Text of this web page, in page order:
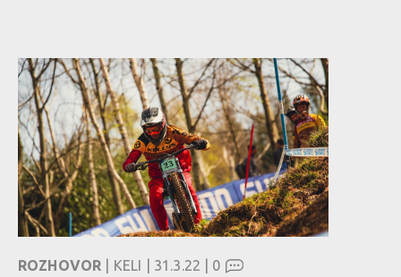
ROZHOVOR | KELI | 31.3.22 | 0